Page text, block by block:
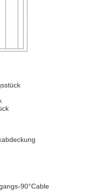
90°Cable